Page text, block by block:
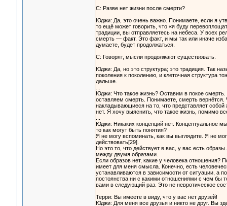
С: Разве нет жизни после смерти?
Юджи: Да, это очень важно. Понимаете, если я
то ещё может говорить, что «я буду
традиции, вы отправляетесь на небеса. У всех
смерть — факт. Это факт, и мы так или иначе
думаете, будет продолжаться.
С: Говорят, мысли продолжают существовать.
Юджи: Да, но это структура; это традиция. Так
поколения к поколению, и клеточная структура
дальше.
Юджи: Что такое жизнь? Оставим в покое
оставляем смерть. Понимаете, смерть вернётся.
накладывающиеся на то, что представляет
нет. Я хочу выяснить, что такое жизнь, помимо
Юджи: Никаких концепций нет. Концептуальное
то как могут быть понятия?
Я не могу вспоминать, как вы выглядите. Я не
действовать[29].
Но это то, что действует в вас, у вас есть
между двумя образами.
Если образов нет, какие у человека
имеет для меня смысла. Конечно, есть
устанавливаются в зависимости от ситуации, а
постоянства ни с какими отношениями с чем бы
вами в следующий раз. Это не невротическое
Терри: Вы имеете в виду, что у вас нет друзей!
Юджи: Для меня все друзья и никто не друг. Вы